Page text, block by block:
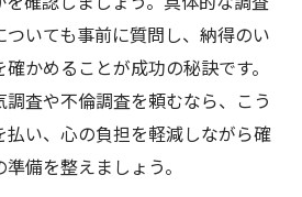
いても事前に質問し、納得のい
かめることが成功の秘訣です。
査や不倫調査を頼むなら、こう
払い、心の負担を軽減しながら確
備を整えましょう。